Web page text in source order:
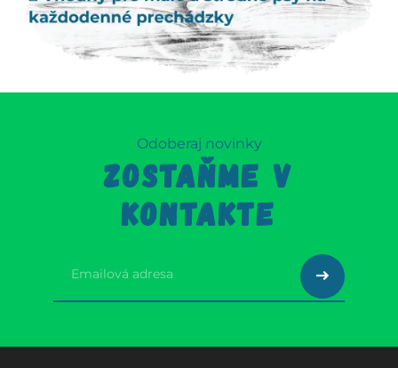
Odoberaj novinky
ZOSTAŇME V
KONTAKTE